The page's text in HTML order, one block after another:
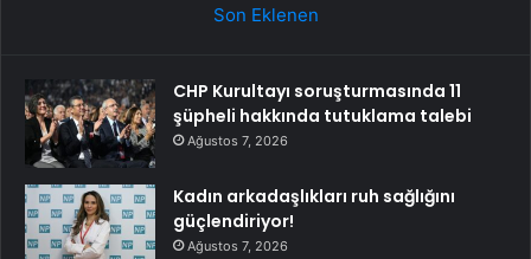
Son Eklenen
CHP Kurultayı soruşturmasında 11
şüpheli hakkında tutuklama talebi
Ağustos 7, 2026
Kadın arkadaşlıkları ruh sağlığını
güçlendiriyor!
Ağustos 7, 2026